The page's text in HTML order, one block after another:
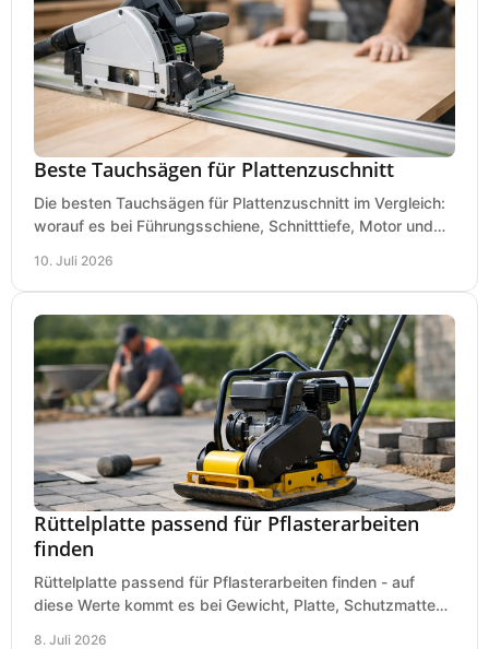
Beste Tauchsägen für Plattenzuschnitt
Die besten Tauchsägen für Plattenzuschnitt im Vergleich:
worauf es bei Führungsschiene, Schnitttiefe, Motor und
10. Juli 2026
Rüttelplatte passend für Pflasterarbeiten
finden
Rüttelplatte passend für Pflasterarbeiten finden - auf
diese Werte kommt es bei Gewicht, Platte, Schutzmatte
8. Juli 2026